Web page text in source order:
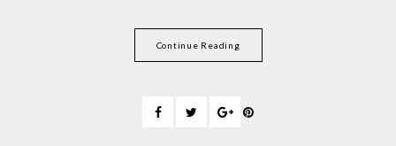
Continue Reading